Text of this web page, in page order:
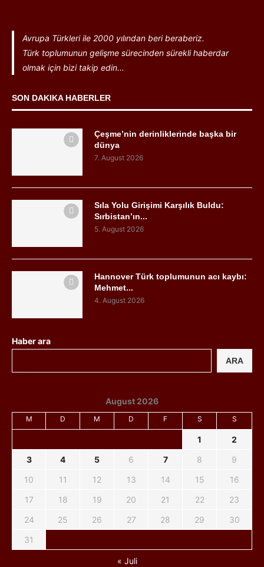
Avrupa Türkleri ile 2000 yılından beri beraberiz.
Türk toplumunun gelişme sürecinden sürekli haberdar
olmak için bizi takip edin...
SON DAKIKA HABERLER
Çeşme’nin derinliklerinde başka bir
dünya
7. August 2026
Sıla Yolu Girişimi Karşılık Buldu:
Sırbistan’ın...
5. August 2026
Hannover Türk toplumunun acı kaybı:
Mehmet...
4. August 2026
Haber ara
ARA
August 2026
M D M D F S S
1
2
3
4 5 6 7 8
9
10
11 12 13 14 15
16
17
18 19 20 21 22
23
24
25 26 27 28 29
30
31
« Juli